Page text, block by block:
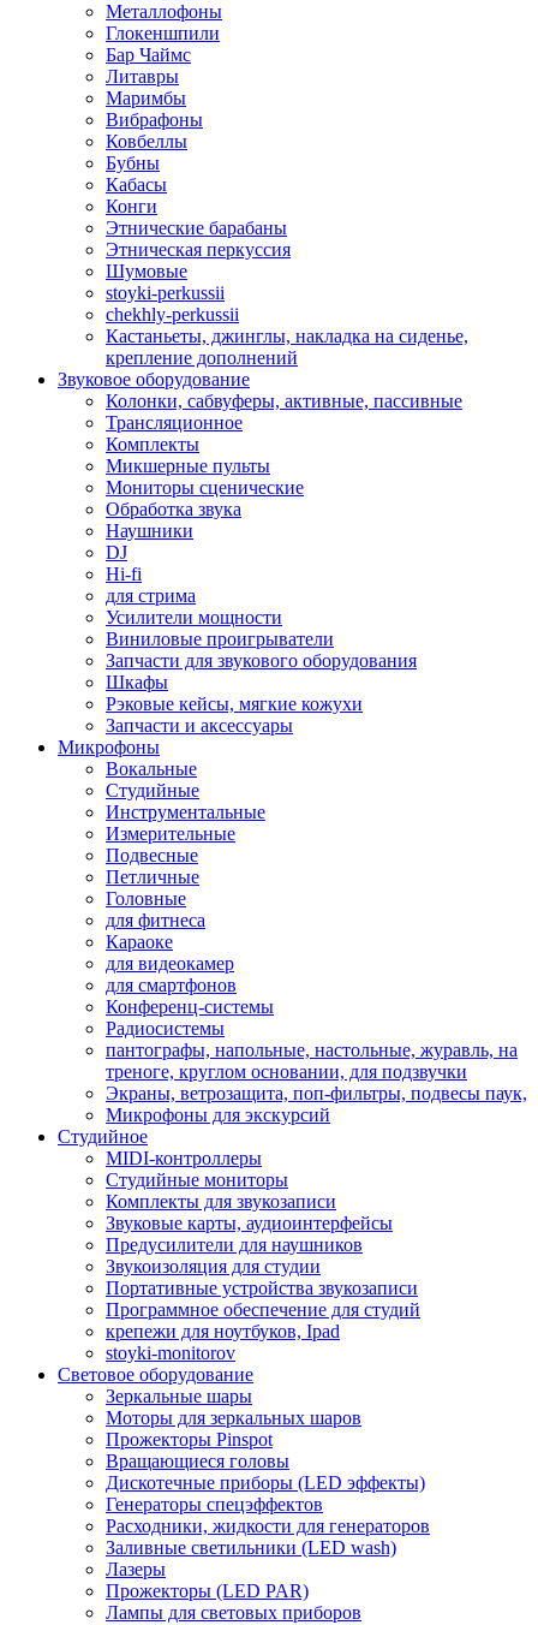
Металлофоны
Глокеншпили
Бар Чаймс
Литавры
Маримбы
Вибрафоны
Ковбеллы
Бубны
Кабасы
Конги
Этнические барабаны
Этническая перкуссия
Шумовые
stoyki-perkussii
chekhly-perkussii
Кастаньеты, джинглы, накладка на сиденье,
крепление дополнений
Звуковое оборудование
Колонки, сабвуферы, активные, пассивные
Трансляционное
Комплекты
Микшерные пульты
Мониторы сценические
Обработка звука
Наушники
DJ
Hi-fi
для стрима
Усилители мощности
Виниловые проигрыватели
Запчасти для звукового оборудования
Шкафы
Рэковые кейсы, мягкие кожухи
Запчасти и аксессуары
Микрофоны
Вокальные
Студийные
Инструментальные
Измерительные
Подвесные
Петличные
Головные
для фитнеса
Караоке
для видеокамер
для смартфонов
Конференц-системы
Радиосистемы
пантографы, напольные, настольные, журавль, на
треноге, круглом основании, для подзвучки
Экраны, ветрозащита, поп-фильтры, подвесы паук,
Микрофоны для экскурсий
Студийное
MIDI-контроллеры
Студийные мониторы
Комплекты для звукозаписи
Звуковые карты, аудиоинтерфейсы
Предусилители для наушников
Звукоизоляция для студии
Портативные устройства звукозаписи
Программное обеспечение для студий
крепежи для ноутбуков, Ipad
stoyki-monitorov
Световое оборудование
Зеркальные шары
Моторы для зеркальных шаров
Прожекторы Pinspot
Вращающиеся головы
Дискотечные приборы (LED эффекты)
Генераторы спецэффектов
Расходники, жидкости для генераторов
Заливные светильники (LED wash)
Лазеры
Прожекторы (LED PAR)
Лампы для световых приборов